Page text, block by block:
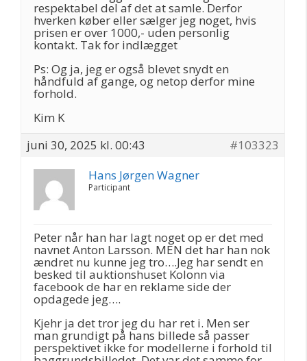
respektabel del af det at samle. Derfor
hverken køber eller sælger jeg noget, hvis
prisen er over 1000,- uden personlig
kontakt. Tak for indlægget
Ps: Og ja, jeg er også blevet snydt en
håndfuld af gange, og netop derfor mine
forhold.
Kim K
juni 30, 2025 kl. 00:43
#103323
Hans Jørgen Wagner
Participant
Peter når han har lagt noget op er det med
navnet Anton Larsson. MEN det har han nok
ændret nu kunne jeg tro….Jeg har sendt en
besked til auktionshuset Kolonn via
facebook de har en reklame side der
opdagede jeg….
Kjehr ja det tror jeg du har ret i. Men ser
man grundigt på hans billede så passer
perspektivet ikke for modellerne i forhold til